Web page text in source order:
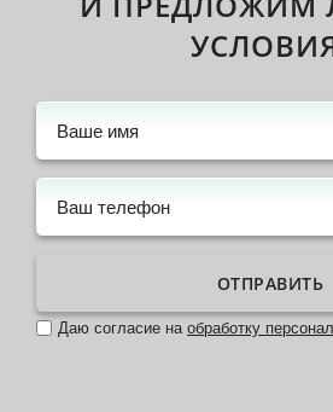
ОТПРАВИТЬ
Даю согласие на обработку